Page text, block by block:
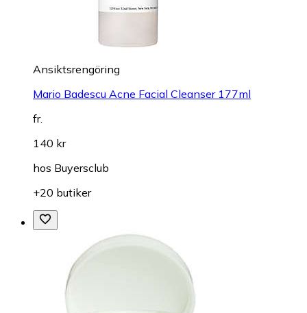
Ansiktsrengöring
Mario Badescu Acne Facial Cleanser 177ml
fr.
140 kr
hos Buyersclub
+20 butiker